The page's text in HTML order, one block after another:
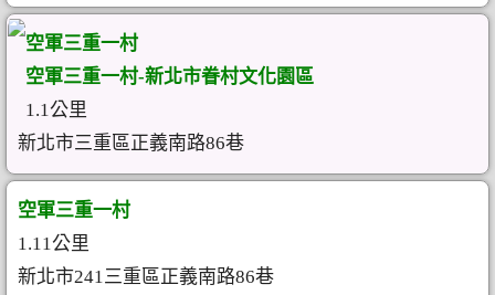
空軍三重一村
空軍三重一村-新北市眷村文化園區
1.1公里
新北市三重區正義南路86巷
空軍三重一村
1.11公里
新北市241三重區正義南路86巷